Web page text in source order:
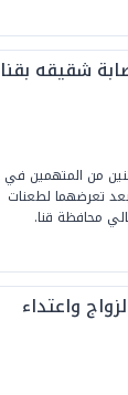
شقيقه بقنا
من المتهمين في
تعرضهما لطعنات
محافظة قنا.
واعتداء